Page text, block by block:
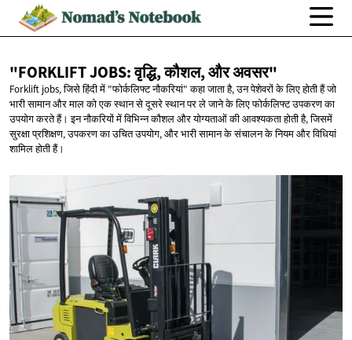
"FORKLIFT JOBS: वृद्धि, कौशल,और अवसर"
Forklift jobs, जिसे हिंदी में "फोर्कलिफ्ट नौकरियां" कहा जाता है, उन पेशेवरों के लिए होती हैं जो
भारी सामान और माल को एक स्थान से दूसरे स्थान पर ले जाने के लिए फोर्कलिफ्ट उपकरण का
उपयोग करते हैं। इन नौकरियों में विभिन्न कौशल और योग्यताओं की आवश्यकता होती है, जिसमें
सुरक्षा प्रशिक्षण, उपकरण का उचित उपयोग, और भारी सामान के संचालन के नियम और विधियां
शामिल होती हैं।